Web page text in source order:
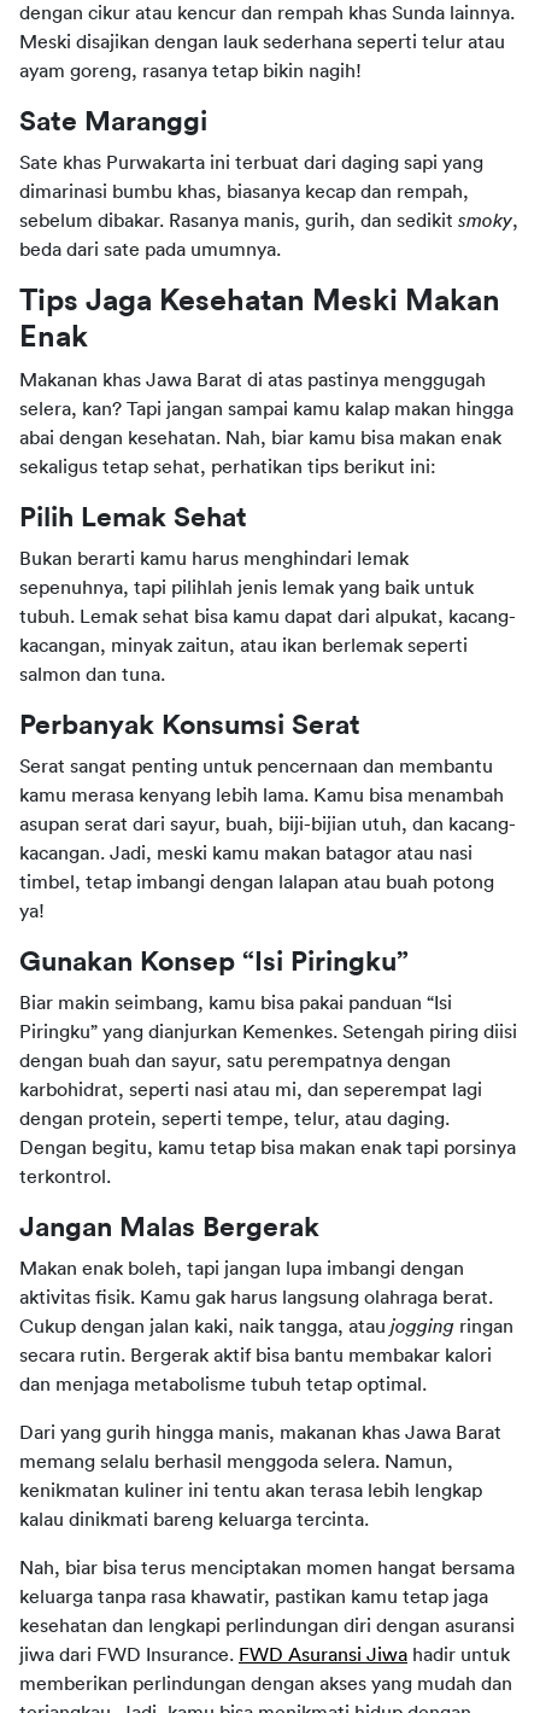
dengan cikur atau kencur dan rempah khas Sunda lainnya.
Meski disajikan dengan lauk sederhana seperti telur atau
ayam goreng, rasanya tetap bikin nagih!
Sate Maranggi
Sate khas Purwakarta ini terbuat dari daging sapi yang
dimarinasi bumbu khas, biasanya kecap dan rempah,
sebelum dibakar. Rasanya manis, gurih, dan sedikit smoky,
beda dari sate pada umumnya.
Tips Jaga Kesehatan Meski Makan
Enak
Makanan khas Jawa Barat di atas pastinya menggugah
selera, kan? Tapi jangan sampai kamu kalap makan hingga
abai dengan kesehatan. Nah, biar kamu bisa makan enak
sekaligus tetap sehat, perhatikan tips berikut ini:
Pilih Lemak Sehat
Bukan berarti kamu harus menghindari lemak
sepenuhnya, tapi pilihlah jenis lemak yang baik untuk
tubuh. Lemak sehat bisa kamu dapat dari alpukat, kacang-
kacangan, minyak zaitun, atau ikan berlemak seperti
salmon dan tuna.
Perbanyak Konsumsi Serat
Serat sangat penting untuk pencernaan dan membantu
kamu merasa kenyang lebih lama. Kamu bisa menambah
asupan serat dari sayur, buah, biji-bijian utuh, dan kacang-
kacangan. Jadi, meski kamu makan batagor atau nasi
timbel, tetap imbangi dengan lalapan atau buah potong
ya!
Gunakan Konsep “Isi Piringku”
Biar makin seimbang, kamu bisa pakai panduan “Isi
Piringku” yang dianjurkan Kemenkes. Setengah piring diisi
dengan buah dan sayur, satu perempatnya dengan
karbohidrat, seperti nasi atau mi, dan seperempat lagi
dengan protein, seperti tempe, telur, atau daging.
Dengan begitu, kamu tetap bisa makan enak tapi porsinya
terkontrol.
Jangan Malas Bergerak
Makan enak boleh, tapi jangan lupa imbangi dengan
aktivitas fisik. Kamu gak harus langsung olahraga berat.
Cukup dengan jalan kaki, naik tangga, atau jogging ringan
secara rutin. Bergerak aktif bisa bantu membakar kalori
dan menjaga metabolisme tubuh tetap optimal.
Dari yang gurih hingga manis, makanan khas Jawa Barat
memang selalu berhasil menggoda selera. Namun,
kenikmatan kuliner ini tentu akan terasa lebih lengkap
kalau dinikmati bareng keluarga tercinta.
Nah, biar bisa terus menciptakan momen hangat bersama
keluarga tanpa rasa khawatir, pastikan kamu tetap jaga
kesehatan dan lengkapi perlindungan diri dengan asuransi
jiwa dari FWD Insurance. FWD Asuransi Jiwa hadir untuk
memberikan perlindungan dengan akses yang mudah dan